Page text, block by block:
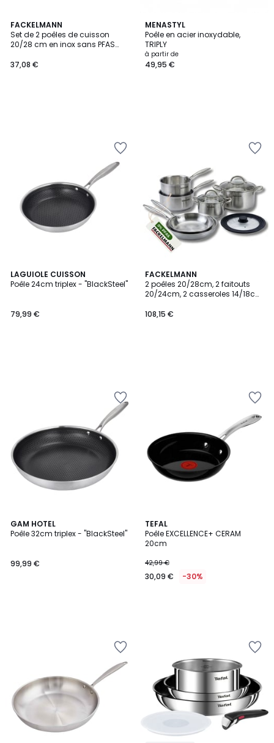
FACKELMANN
Set de 2 poêles de cuisson
20/28 cm en inox sans PFAS
37,08 €
MENASTYL
Poêle en acier inoxydable,
TRIPLY
à partir de
49,95 €
LAGUIOLE CUISSON
Poêle 24cm triplex - "BlackSteel"
79,99 €
FACKELMANN
2 poêles 20/28cm, 2 faitouts
20/24cm, 2 casseroles 14/18cm
108,15 €
GAM HOTEL
Poêle 32cm triplex - "BlackSteel"
99,99 €
TEFAL
Poêle EXCELLENCE+ CERAM
20cm
42,99 €
30,09 € -30%